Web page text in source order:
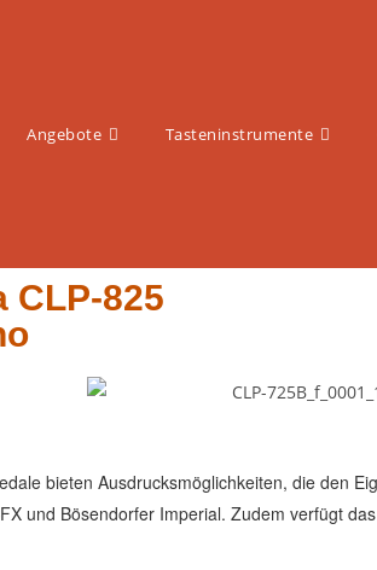
Angebote Tasteninstrumente
CLP-825
bieten Ausdrucksmöglichkeiten, die den
und Bösendorfer Imperial. Zudem verfügt